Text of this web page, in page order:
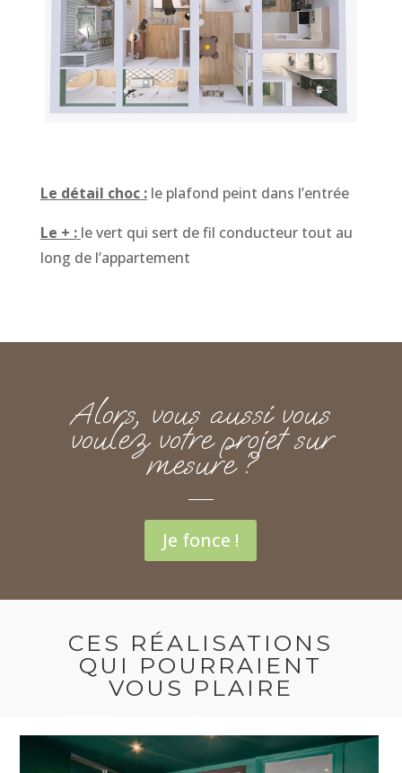
Le détail choc : le plafond peint dans l’entrée
Le + : le vert qui sert de fil conducteur tout au
long de l’appartement
Alors, vous aussi vous
voulez votre projet sur
mesure ?
Je fonce !
CES RÉALISATIONS
QUI POURRAIENT
VOUS PLAIRE